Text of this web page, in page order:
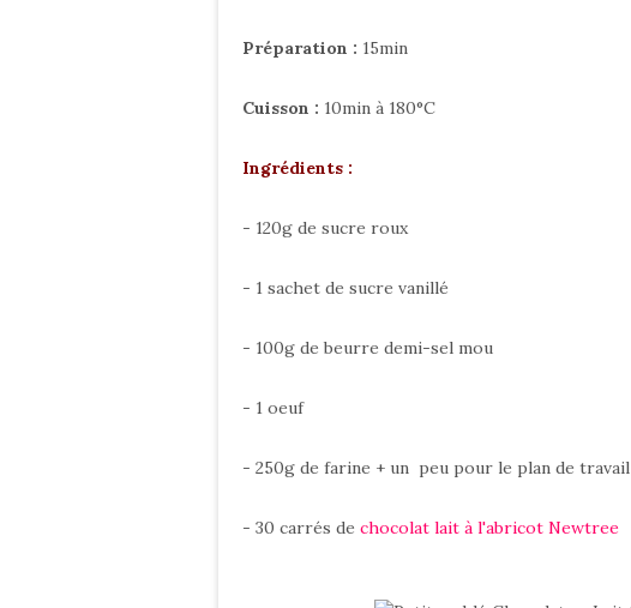
Préparation : 15min
Cuisson : 10min à 180°C
Ingrédients :
- 120g de sucre roux
- 1 sachet de sucre vanillé
- 100g de beurre demi-sel mou
- 1 oeuf
- 250g de farine + un peu pour le plan de travail
- 30 carrés de chocolat lait à l'abricot Newtree